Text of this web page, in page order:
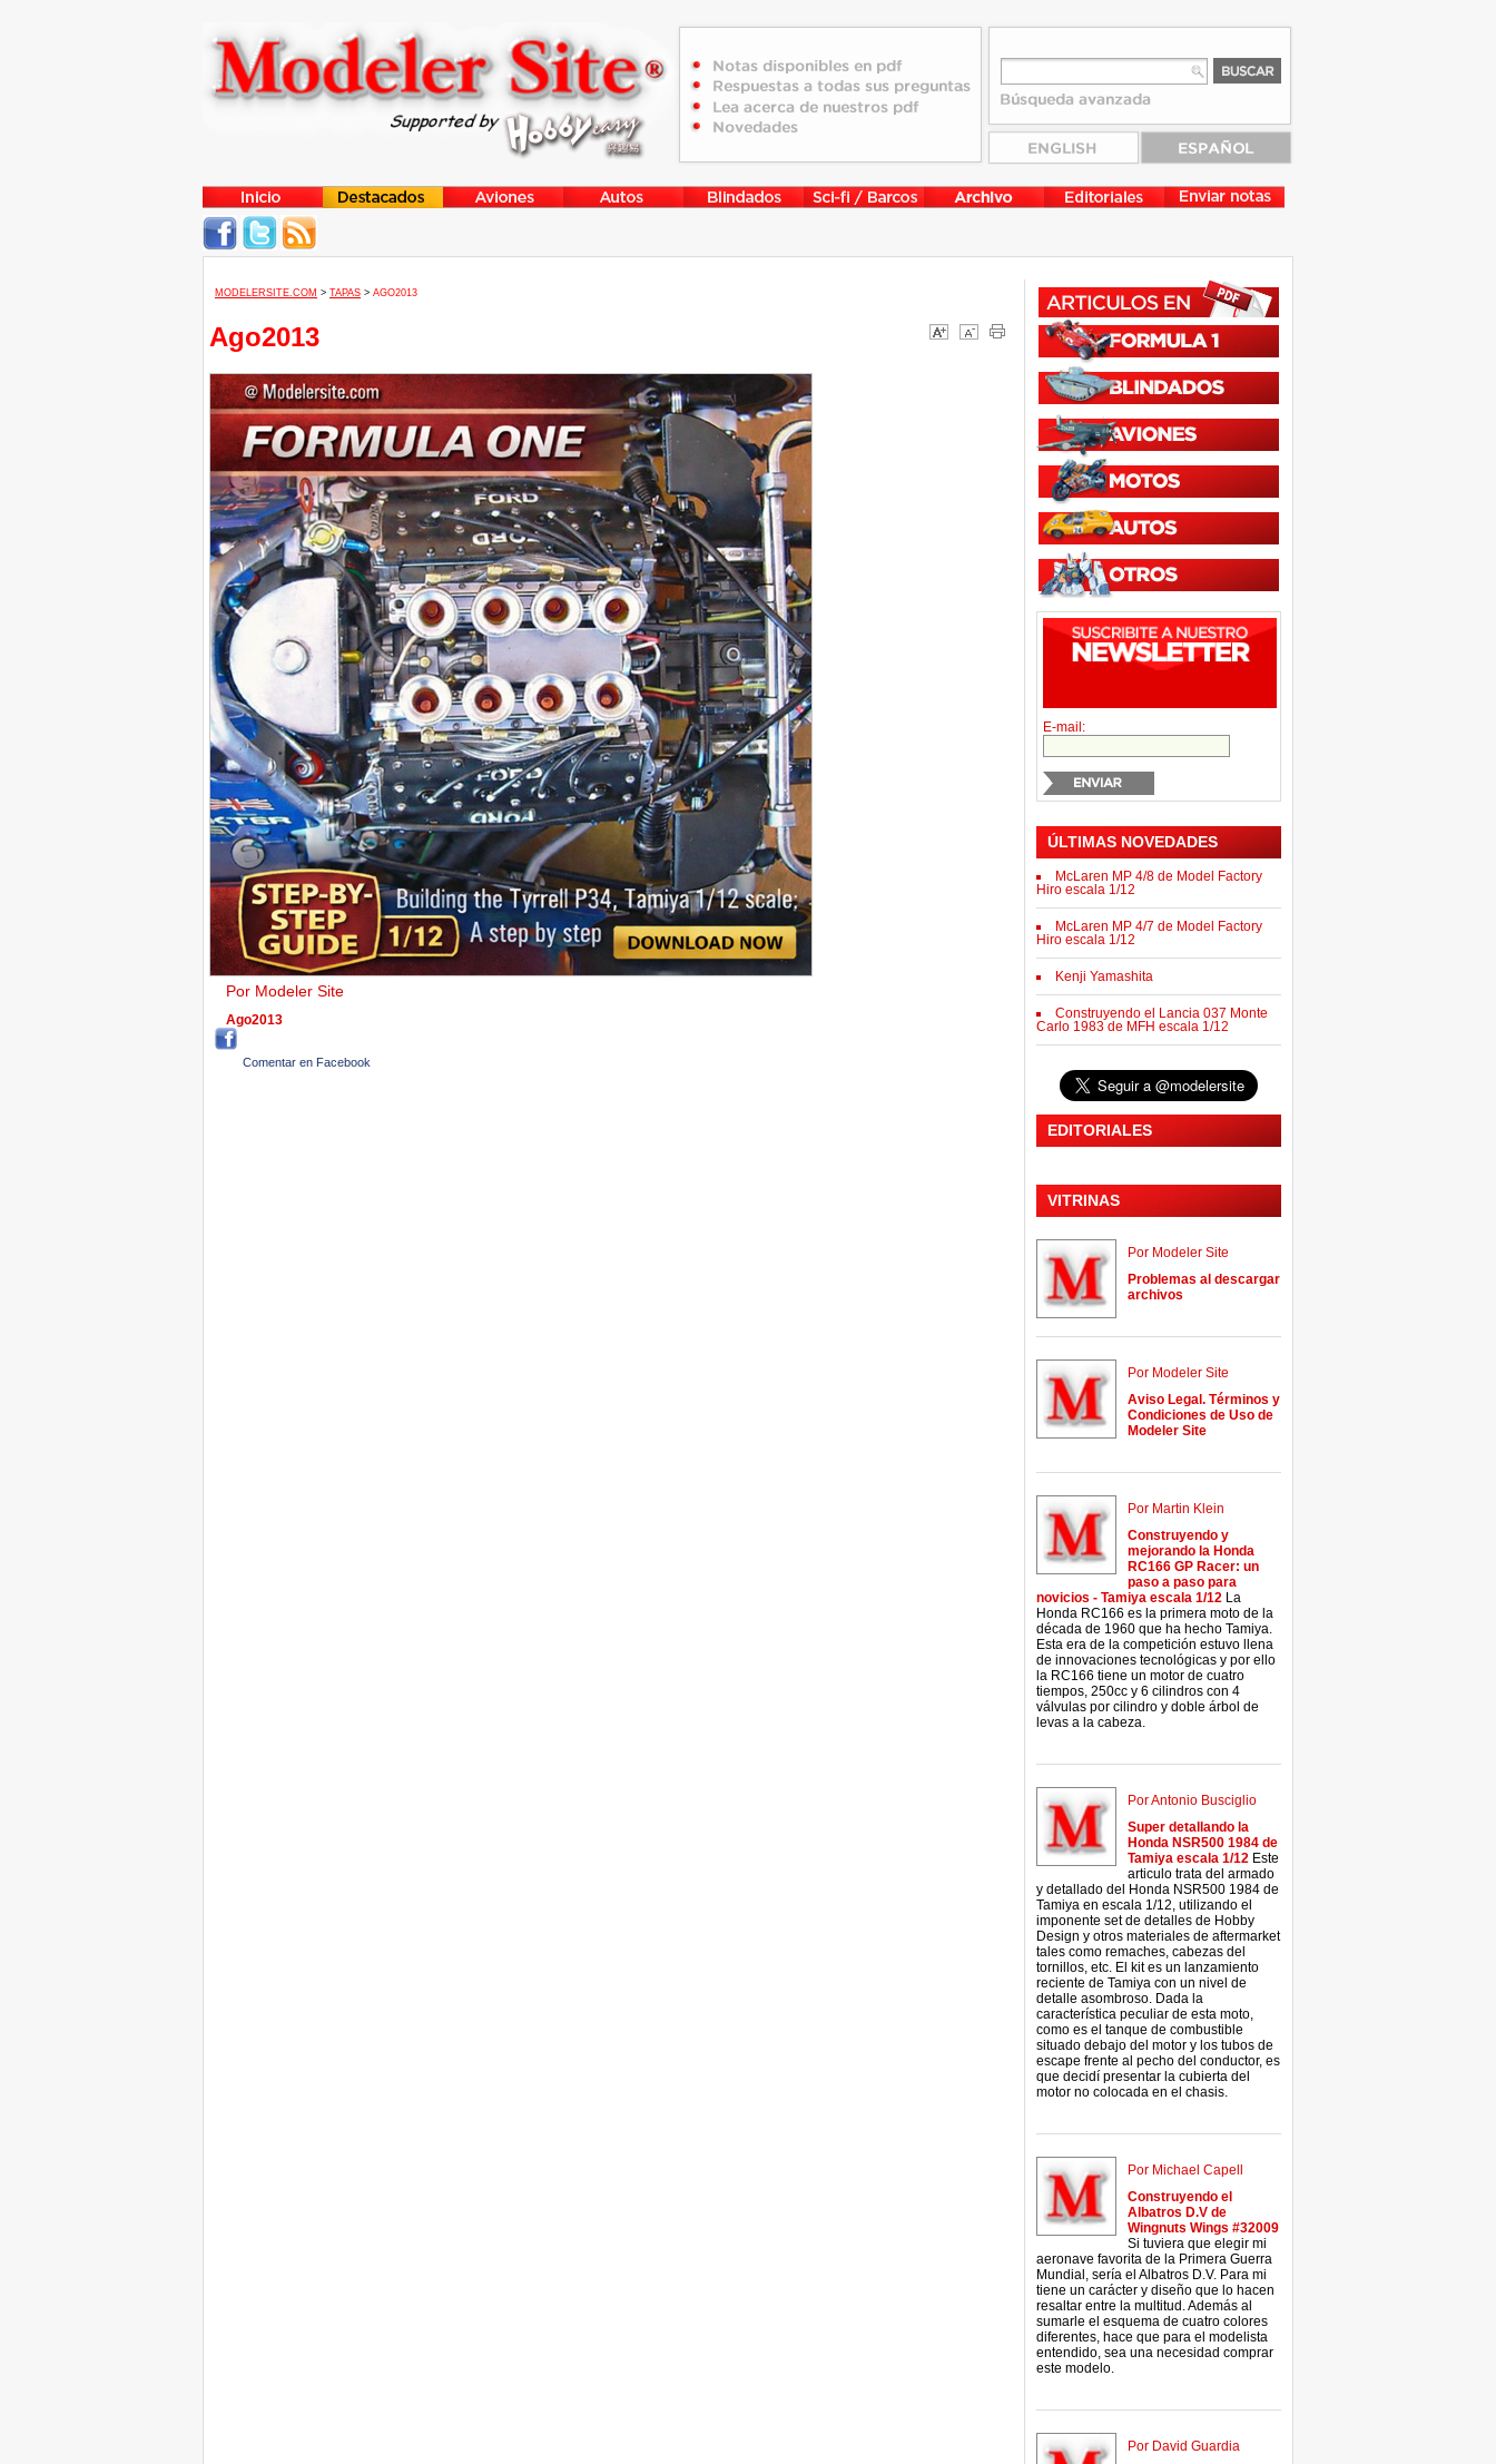
MODELERSITE.COM > TAPAS > AGO2013
Ago2013
Por Modeler Site
Ago2013
Comentar en Facebook
E-mail:
ÚLTIMAS NOVEDADES
McLaren MP 4/8 de Model Factory
Hiro escala 1/12
McLaren MP 4/7 de Model Factory
Hiro escala 1/12
Kenji Yamashita
Construyendo el Lancia 037 Monte
Carlo 1983 de MFH escala 1/12
EDITORIALES
VITRINAS
Por Modeler Site
Problemas al descargar
archivos
Por Modeler Site
Aviso Legal. Términos y
Condiciones de Uso de
Modeler Site
Por Martin Klein
Construyendo y
mejorando la Honda
RC166 GP Racer: un
paso a paso para
novicios - Tamiya escala 1/12 La
Honda RC166 es la primera moto de la
década de 1960 que ha hecho Tamiya.
Esta era de la competición estuvo llena
de innovaciones tecnológicas y por ello
la RC166 tiene un motor de cuatro
tiempos, 250cc y 6 cilindros con 4
válvulas por cilindro y doble árbol de
levas a la cabeza.
Por Antonio Busciglio
Super detallando la
Honda NSR500 1984 de
Tamiya escala 1/12 Este
articulo trata del armado
y detallado del Honda NSR500 1984 de
Tamiya en escala 1/12, utilizando el
imponente set de detalles de Hobby
Design y otros materiales de aftermarket
tales como remaches, cabezas del
tornillos, etc. El kit es un lanzamiento
reciente de Tamiya con un nivel de
detalle asombroso. Dada la
característica peculiar de esta moto,
como es el tanque de combustible
situado debajo del motor y los tubos de
escape frente al pecho del conductor, es
que decidí presentar la cubierta del
motor no colocada en el chasis.
Por Michael Capell
Construyendo el
Albatros D.V de
Wingnuts Wings #32009
Si tuviera que elegir mi
aeronave favorita de la Primera Guerra
Mundial, sería el Albatros D.V. Para mi
tiene un carácter y diseño que lo hacen
resaltar entre la multitud. Además al
sumarle el esquema de cuatro colores
diferentes, hace que para el modelista
entendido, sea una necesidad comprar
este modelo.
Por David Guardia